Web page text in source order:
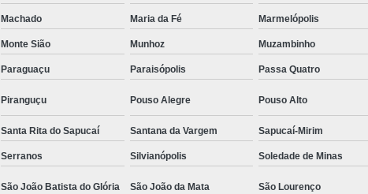
Camisa Social Masculina Estampada Preço
Camisa Social Masculina Manga Longa
Camisa Social Masculina Preta Preço
Camisa Social Preta Masculina
Fábrica Camisa Masculina
Fábrica Camisa Social Masculina
Fábrica de
Machado Maria da Fé Marmelópolis
Monte Sião Munhoz Muzambinho
Paraguaçu Paraisópolis Passa Quatro
Piranguçu Pouso Alegre Pouso Alto
Santa Rita do Sapucaí Santana da Vargem Sapucaí-Mirim
Serranos Silvianópolis Soledade de Minas
São João Batista do Glória São João da Mata São Lourenço